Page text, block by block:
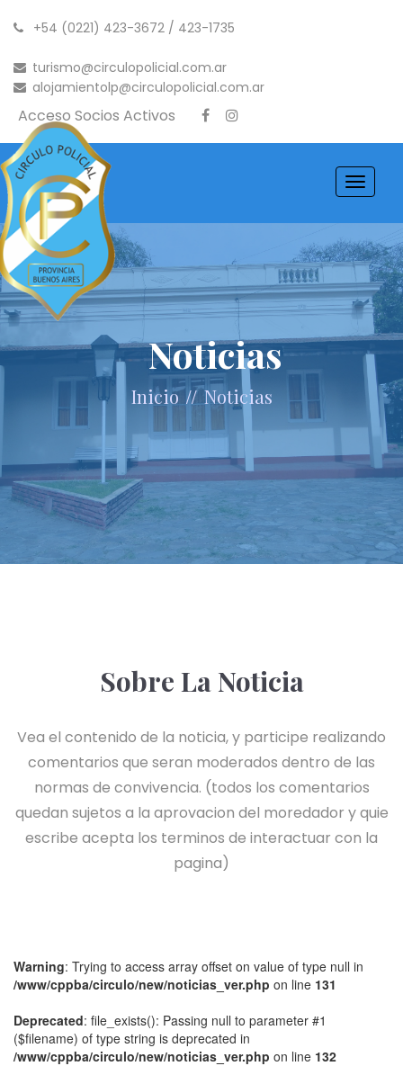
+54 (0221) 423-3672 / 423-1735
turismo@circulopolicial.com.ar
alojamientolp@circulopolicial.com.ar
Acceso Socios Activos
Toggle
Noticias
Inicio // Noticias
Sobre La Noticia
Vea el contenido de la noticia, y participe realizando
comentarios que seran moderados dentro de las
normas de convivencia. (todos los comentarios
quedan sujetos a la aprovacion del moredador y quie
escribe acepta los terminos de interactuar con la
pagina)
Warning: Trying to access array offset on value of type null in
/www/cppba/circulo/new/noticias_ver.php on line 131
Deprecated: file_exists(): Passing null to parameter #1
($filename) of type string is deprecated in
/www/cppba/circulo/new/noticias_ver.php on line 132